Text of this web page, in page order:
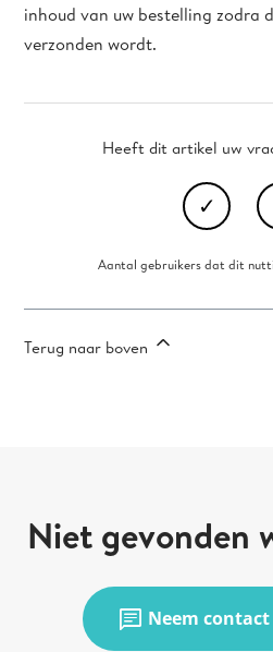
inhoud van uw bestelling zodra
verzonden wordt.
Heeft dit artikel uw
Aantal gebruikers dat dit
Terug naar boven
Niet gevonden
chat Neem